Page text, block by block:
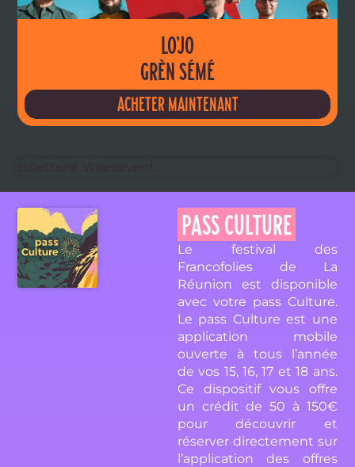
LO’JO
GRÈN SÉMÉ
ACHETER MAINTENANT
PASS CULTURE
Le festival des
Francofolies de La
Réunion est disponible
avec votre pass Culture.
Le pass Culture est une
application mobile
ouverte à tous l’année
de vos 15, 16, 17 et 18 ans.
Ce dispositif vous offre
un crédit de 50 à 150€
pour découvrir et
réserver directement sur
l’application des offres